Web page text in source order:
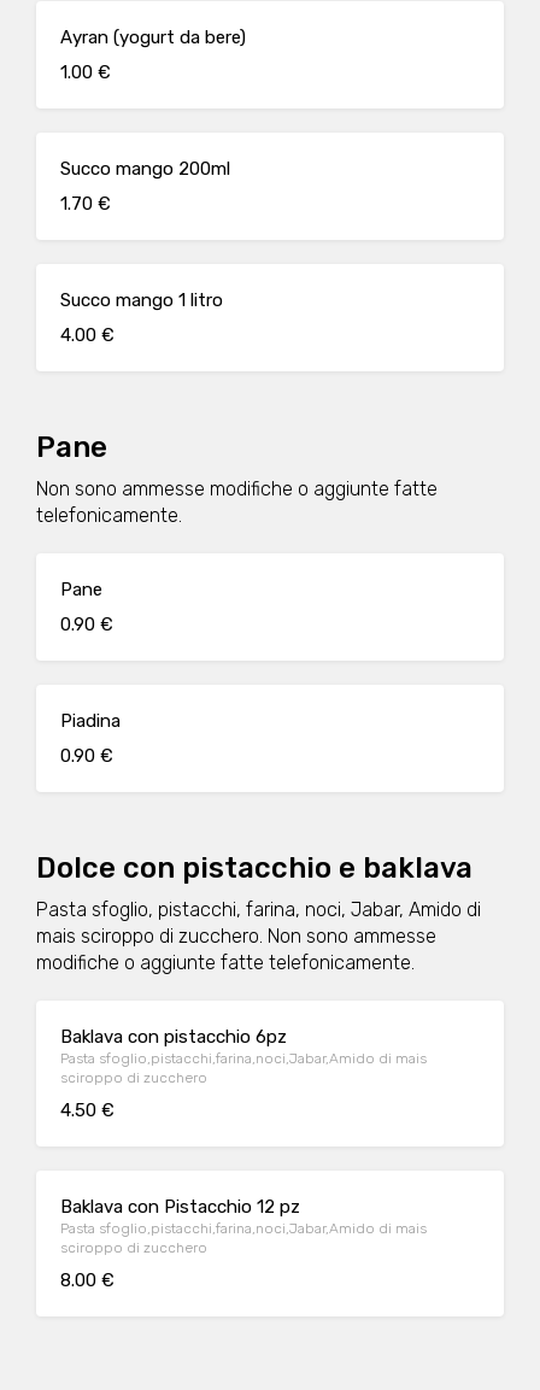
Ayran (yogurt da bere)
1.00 €
Succo mango 200ml
1.70 €
Succo mango 1 litro
4.00 €
Pane
Non sono ammesse modifiche o aggiunte fatte
telefonicamente.
Pane
0.90 €
Piadina
0.90 €
Dolce con pistacchio e baklava
Pasta sfoglio, pistacchi, farina, noci, Jabar, Amido di
mais sciroppo di zucchero. Non sono ammesse
modifiche o aggiunte fatte telefonicamente.
Baklava con pistacchio 6pz
Pasta sfoglio,pistacchi,farina,noci,Jabar,Amido di mais
sciroppo di zucchero
4.50 €
Baklava con Pistacchio 12 pz
Pasta sfoglio,pistacchi,farina,noci,Jabar,Amido di mais
sciroppo di zucchero
8.00 €